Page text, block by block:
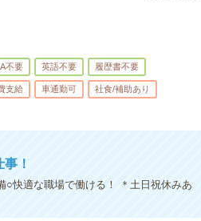
不要 英語不要 履歴書不要
支給 車通勤可 社食/補助あり
！
○快適な職場で働ける！ ＊土日祝休みあ